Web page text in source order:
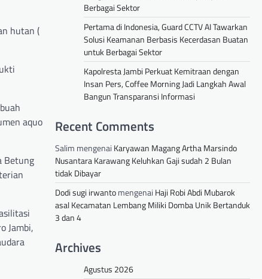
hutan (
aquo
Betung
Jambi,
Berbagai Sektor
Pertama di Indonesia, Guard CCTV AI Tawarkan
Solusi Keamanan Berbasis Kecerdasan Buatan
untuk Berbagai Sektor
Kapolresta Jambi Perkuat Kemitraan dengan
Insan Pers, Coffee Morning Jadi Langkah Awal
Bangun Transparansi Informasi
Recent Comments
Salim mengenai Karyawan Magang Artha Marsindo
Nusantara Karawang Keluhkan Gaji sudah 2 Bulan
tidak Dibayar
Dodi sugi irwantomengenai Haji Robi Abdi Mubarok
asal Kecamatan Lembang Miliki Domba Unik Bertanduk
3 dan 4
Archives
Agustus 2026